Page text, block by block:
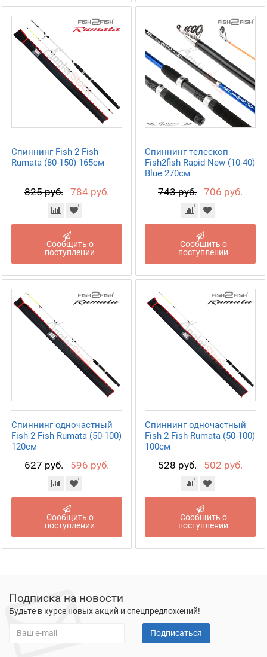
Спиннинг Fish 2 Fish
Rumata (80-150) 165см
825 руб. 784 руб.
Сообщить о
поступлении
Спиннинг телескоп
Fish2fish Rapid New (10-40)
Blue 270см
743 руб. 706 руб.
Сообщить о
поступлении
Спиннинг одночастный
Fish 2 Fish Rumata (50-100)
120см
627 руб. 596 руб.
Сообщить о
поступлении
Спиннинг одночастный
Fish 2 Fish Rumata (50-100)
100см
528 руб. 502 руб.
Сообщить о
поступлении
Подписка на новости
Будьте в курсе новых акций и спецпредложений!
Подписаться